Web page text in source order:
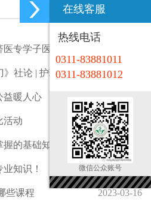
2025-12-12
益暖人心
活动 2023-12-08
握的基础知识有哪些 2023-02-10
知识！ 2023-02-17
些课程 2023-03-16
在线客服
热线电话
0311-83881011
0311-83881012
微信公众账号